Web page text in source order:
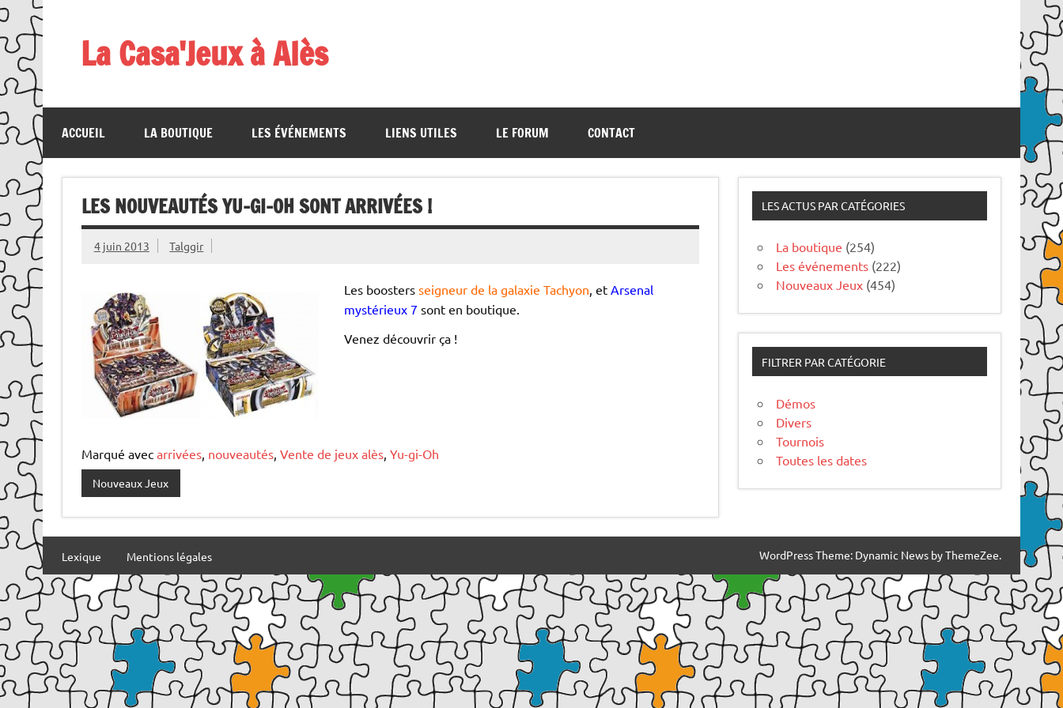
Skip
to
content
La Casa'Jeux à Alès
ACCUEIL LA BOUTIQUE LES ÉVÉNEMENTS LIENS UTILES LE FORUM CONTACT
LES NOUVEAUTÉS YU-GI-OH SONT ARRIVÉES !
4 juin 2013 Talggir
Les boostersseigneur de la galaxie Tachyon , et Arsenal
mystérieux 7 sont en boutique.
Venez découvrir ça !
Marqué avec arrivées, nouveautés, Vente de jeux alès, Yu-gi-Oh
Nouveaux Jeux
LES ACTUS PAR CATÉGORIES
La boutique (254)
Les événements (222)
Nouveaux Jeux (454)
FILTRER PAR CATÉGORIE
Démos
Divers
Tournois
Toutes les dates
Lexique Mentions légales WordPress Theme: Dynamic News by ThemeZee.